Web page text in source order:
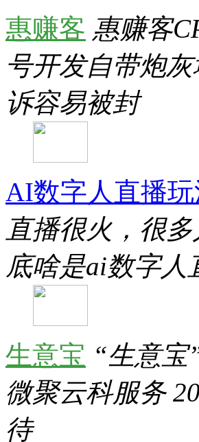
惠赚客 惠赚客
号开发自带炮
诉容易被封
AI数字人直播
直播很火，很
底啥是ai数字人
生意宝 “生意宝
微聚云科服务
待